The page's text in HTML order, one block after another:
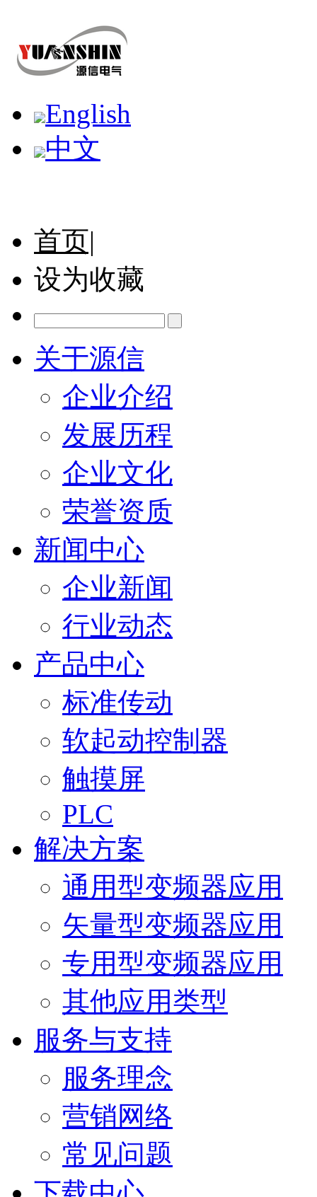
English
中文
首页|
设为收藏
关于源信
企业介绍
发展历程
企业文化
荣誉资质
新闻中心
企业新闻
行业动态
产品中心
标准传动
软起动控制器
触摸屏
PLC
解决方案
通用型变频器应用
矢量型变频器应用
专用型变频器应用
其他应用类型
服务与支持
服务理念
营销网络
常见问题